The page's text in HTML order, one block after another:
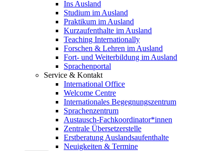
Ins Ausland
Studium im Ausland
Praktikum im Ausland
Kurzaufenthalte im Ausland
Teaching Internationally
Forschen & Lehren im Ausland
Fort- und Weiterbildung im Ausland
Sprachenportal
Service & Kontakt
International Office
Welcome Centre
Internationales Begegnungszentrum
Sprachenzentrum
Austausch-Fachkoordinator*innen
Zentrale Übersetzerstelle
Erstberatung Auslandsaufenthalte
Neuigkeiten & Termine